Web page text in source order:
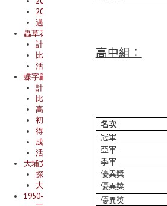
2025-26年活動
過往活動
蟲草花語——全港中學生自然寫作比賽
計劃簡介
比賽詳情
活動回顧
蝶字翩翩——全港中學生自然寫作比賽
計劃簡介
比賽詳情
高中組得獎作品結集
初中組得獎作品結集
得獎名單
成果展示
活動回顧
大埔文縱──新界東文學推廣計劃
探索文學大埔
大埔文縱虛擬展覽
1950-1960年代 三毫子小說研究計劃
高中組：
名次
冠軍
亞軍
季軍
優異獎
優異獎
優異獎